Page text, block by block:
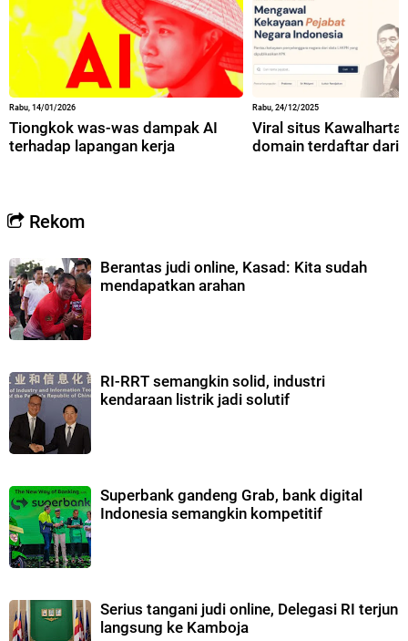
Rabu, 14/01/2026
Tiongkok was-was dampak AI
terhadap lapangan kerja
Rabu, 24/12/2025
Viral situs
domain terdaftar dari
Rekom
Berantas judi online, Kasad: Kita sudah
mendapatkan arahan
RI-RRT semangkin solid, industri
kendaraan listrik jadi solutif
Superbank gandeng Grab, bank digital
Indonesia semangkin kompetitif
Serius tangani judi online, Delegasi RI terjun
langsung ke Kamboja